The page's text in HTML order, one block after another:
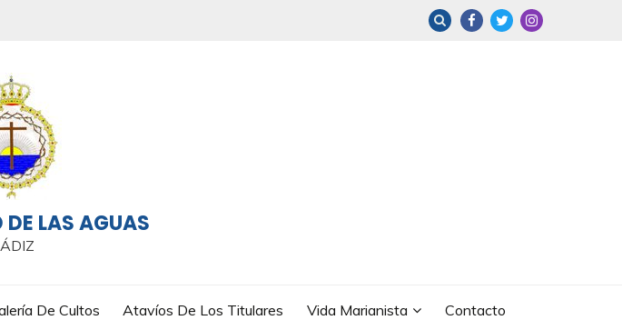
LAS AGUAS
De Cultos Atavíos De Los Titulares Vida Marianista Contacto